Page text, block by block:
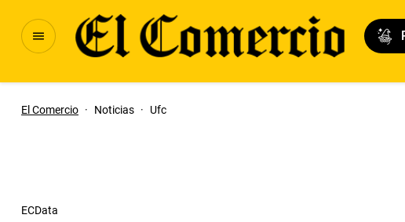
El Comercio · Noticias · Ufc
ECData